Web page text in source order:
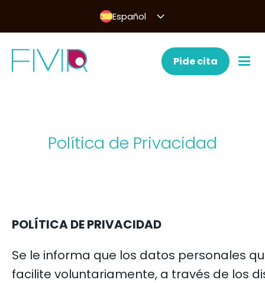
Español
Pide cita
Política de Privacidad
POLÍTICA DE PRIVACIDAD
Se le informa que los datos personales
facilite voluntariamente, a través de los